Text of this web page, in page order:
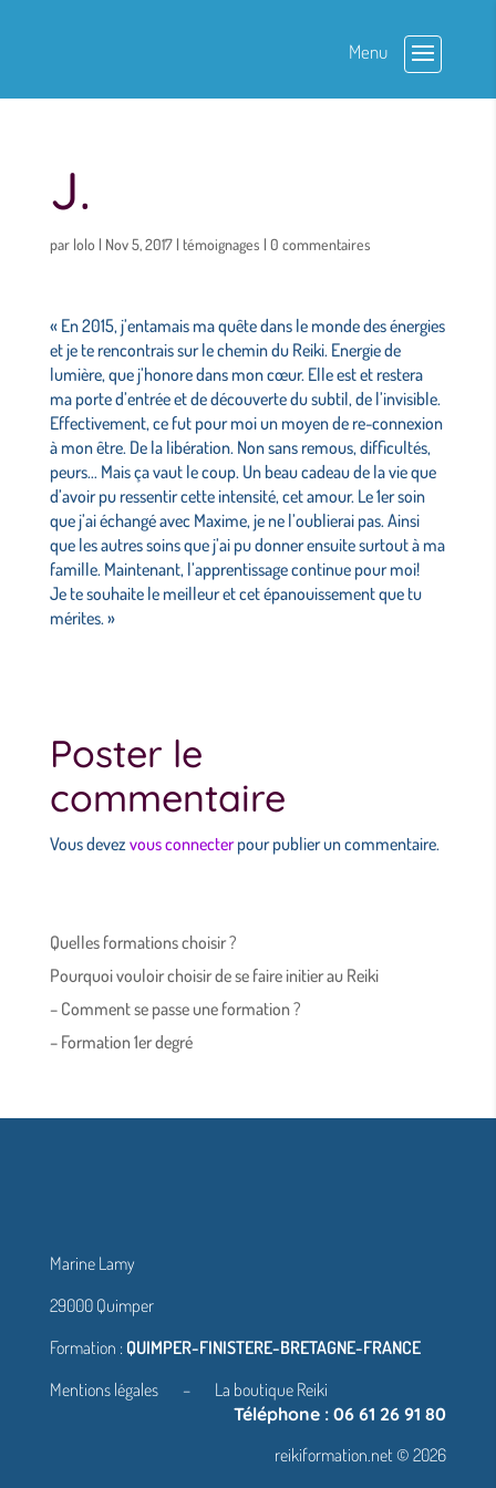
J.
par lolo | Nov 5, 2017| témoignages | 0 commentaires
« En 2015, j’entamais ma quête dans le monde des énergies
et je te rencontrais sur le chemin du Reiki. Energie de
lumière, que j’honore dans mon cœur. Elle est et restera
ma porte d’entrée et de découverte du subtil, de l’invisible.
Effectivement, ce fut pour moi un moyen de re-connexion
à mon être. De la libération. Non sans remous, difficultés,
peurs… Mais ça vaut le coup. Un beau cadeau de la vie que
d’avoir pu ressentir cette intensité, cet amour. Le 1er soin
que j’ai échangé avec Maxime, je ne l’oublierai pas. Ainsi
que les autres soins que j’ai pu donner ensuite surtout à ma
famille. Maintenant, l’apprentissage continue pour moi!
Je te souhaite le meilleur et cet épanouissement que tu
mérites. »
Poster le
commentaire
Vous devezvous connecterpour publier un commentaire.
Quelles formations choisir ?
Pourquoi vouloir choisir de se faire initier au Reiki
– Comment se passe une formation ?
– Formation 1er degré
Marine Lamy
29000 Quimper
Formation : QUIMPER-FINISTERE-BRETAGNE-FRANCE
Mentions légales
– La boutique Reiki
Téléphone : 06 61 26 91 80
reikiformation.net © 2026